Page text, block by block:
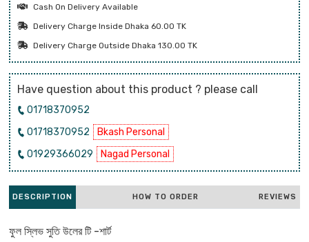
Cash On Delivery Available
Delivery Charge Inside Dhaka 60.00 TK
Delivery Charge Outside Dhaka 130.00 TK
Have question about this product ? please call
01718370952
01718370952
Bkash Personal
01929366029
Nagad Personal
DESCRIPTION HOW TO ORDER REVIEWS
ফুল স্লিভ সুতি উলের টি -শার্ট